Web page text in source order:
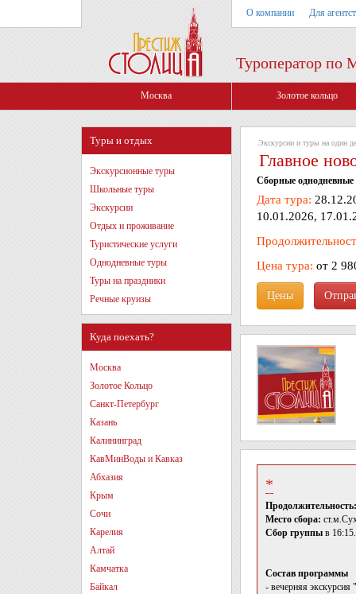
О компании Для
Туроператор по
Москва Золотое кольцо
Туры и отдых
Экскурсионные туры
Школьные туры
Экскурсии
Отдых и проживание
Туристические услуги
Однодневные туры
Туры на праздники
Речные круизы
Куда поехать?
Москва
Золотое Кольцо
Санкт-Петербург
Казань
Калининград
КавМинВоды и Кавказ
Абхазия
Крым
Сочи
Карелия
Алтай
Камчатка
Байкал
Экскурсии и туры на один
Главное
Сборные однодневные
Дата тура:
10.01.2026,
Цена тура: от 2
Цены
*
Продолжительность:
Место сбора:
Сбор группы в 16:15.
Состав программы
- вечерняя